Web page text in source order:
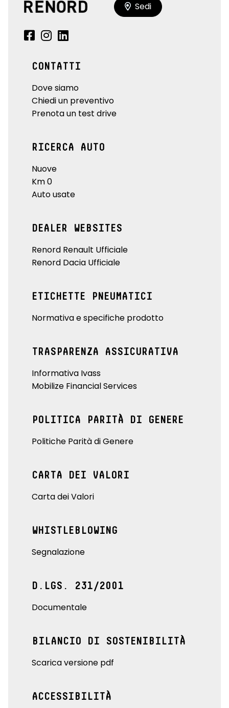
Sedi
CONTATTI
Dove siamo
Chiedi un preventivo
Prenota un test drive
RICERCA AUTO
Nuove
Km 0
Auto usate
DEALER WEBSITES
Renord Renault Ufficiale
Renord Dacia Ufficiale
ETICHETTE PNEUMATICI
Normativa e specifiche prodotto
TRASPARENZA ASSICURATIVA
Informativa Ivass
Mobilize Financial Services
POLITICA PARITÀ DI GENERE
Politiche Parità di Genere
CARTA DEI VALORI
Carta dei Valori
WHISTLEBLOWING
Segnalazione
D.LGS. 231/2001
Documentale
BILANCIO DI SOSTENIBILITÀ
Scarica versione pdf
ACCESSIBILITÀ